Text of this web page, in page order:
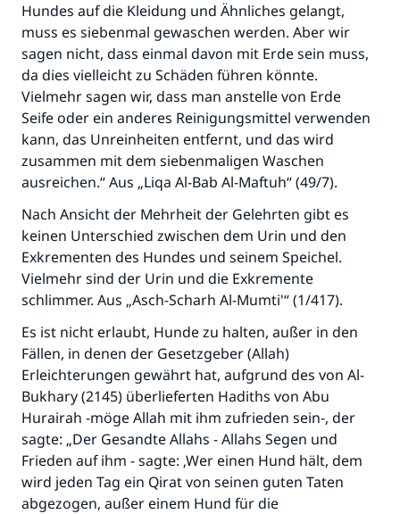
Hundes auf die Kleidung und Ähnliches gelangt,
muss es siebenmal gewaschen werden. Aber wir
sagen nicht, dass einmal davon mit Erde sein muss,
da dies vielleicht zu Schäden führen könnte.
Vielmehr sagen wir, dass man anstelle von Erde
Seife oder ein anderes Reinigungsmittel verwenden
kann, das Unreinheiten entfernt, und das wird
zusammen mit dem siebenmaligen Waschen
ausreichen.“ Aus „Liqa Al-Bab Al-Maftuh“ (49/7).
Nach Ansicht der Mehrheit der Gelehrten gibt es
keinen Unterschied zwischen dem Urin und den
Exkrementen des Hundes und seinem Speichel.
Vielmehr sind der Urin und die Exkremente
schlimmer. Aus „Asch-Scharh Al-Mumti'“ (1/417).
Es ist nicht erlaubt, Hunde zu halten, außer in den
Fällen, in denen der Gesetzgeber (Allah)
Erleichterungen gewährt hat, aufgrund des von Al-
Bukhary (2145) überlieferten Hadiths von Abu
Hurairah -möge Allah mit ihm zufrieden sein-, der
sagte: „Der Gesandte Allahs - Allahs Segen und
Frieden auf ihm - sagte: ‚Wer einen Hund hält, dem
wird jeden Tag ein Qirat von seinen guten Taten
abgezogen, außer einem Hund für die